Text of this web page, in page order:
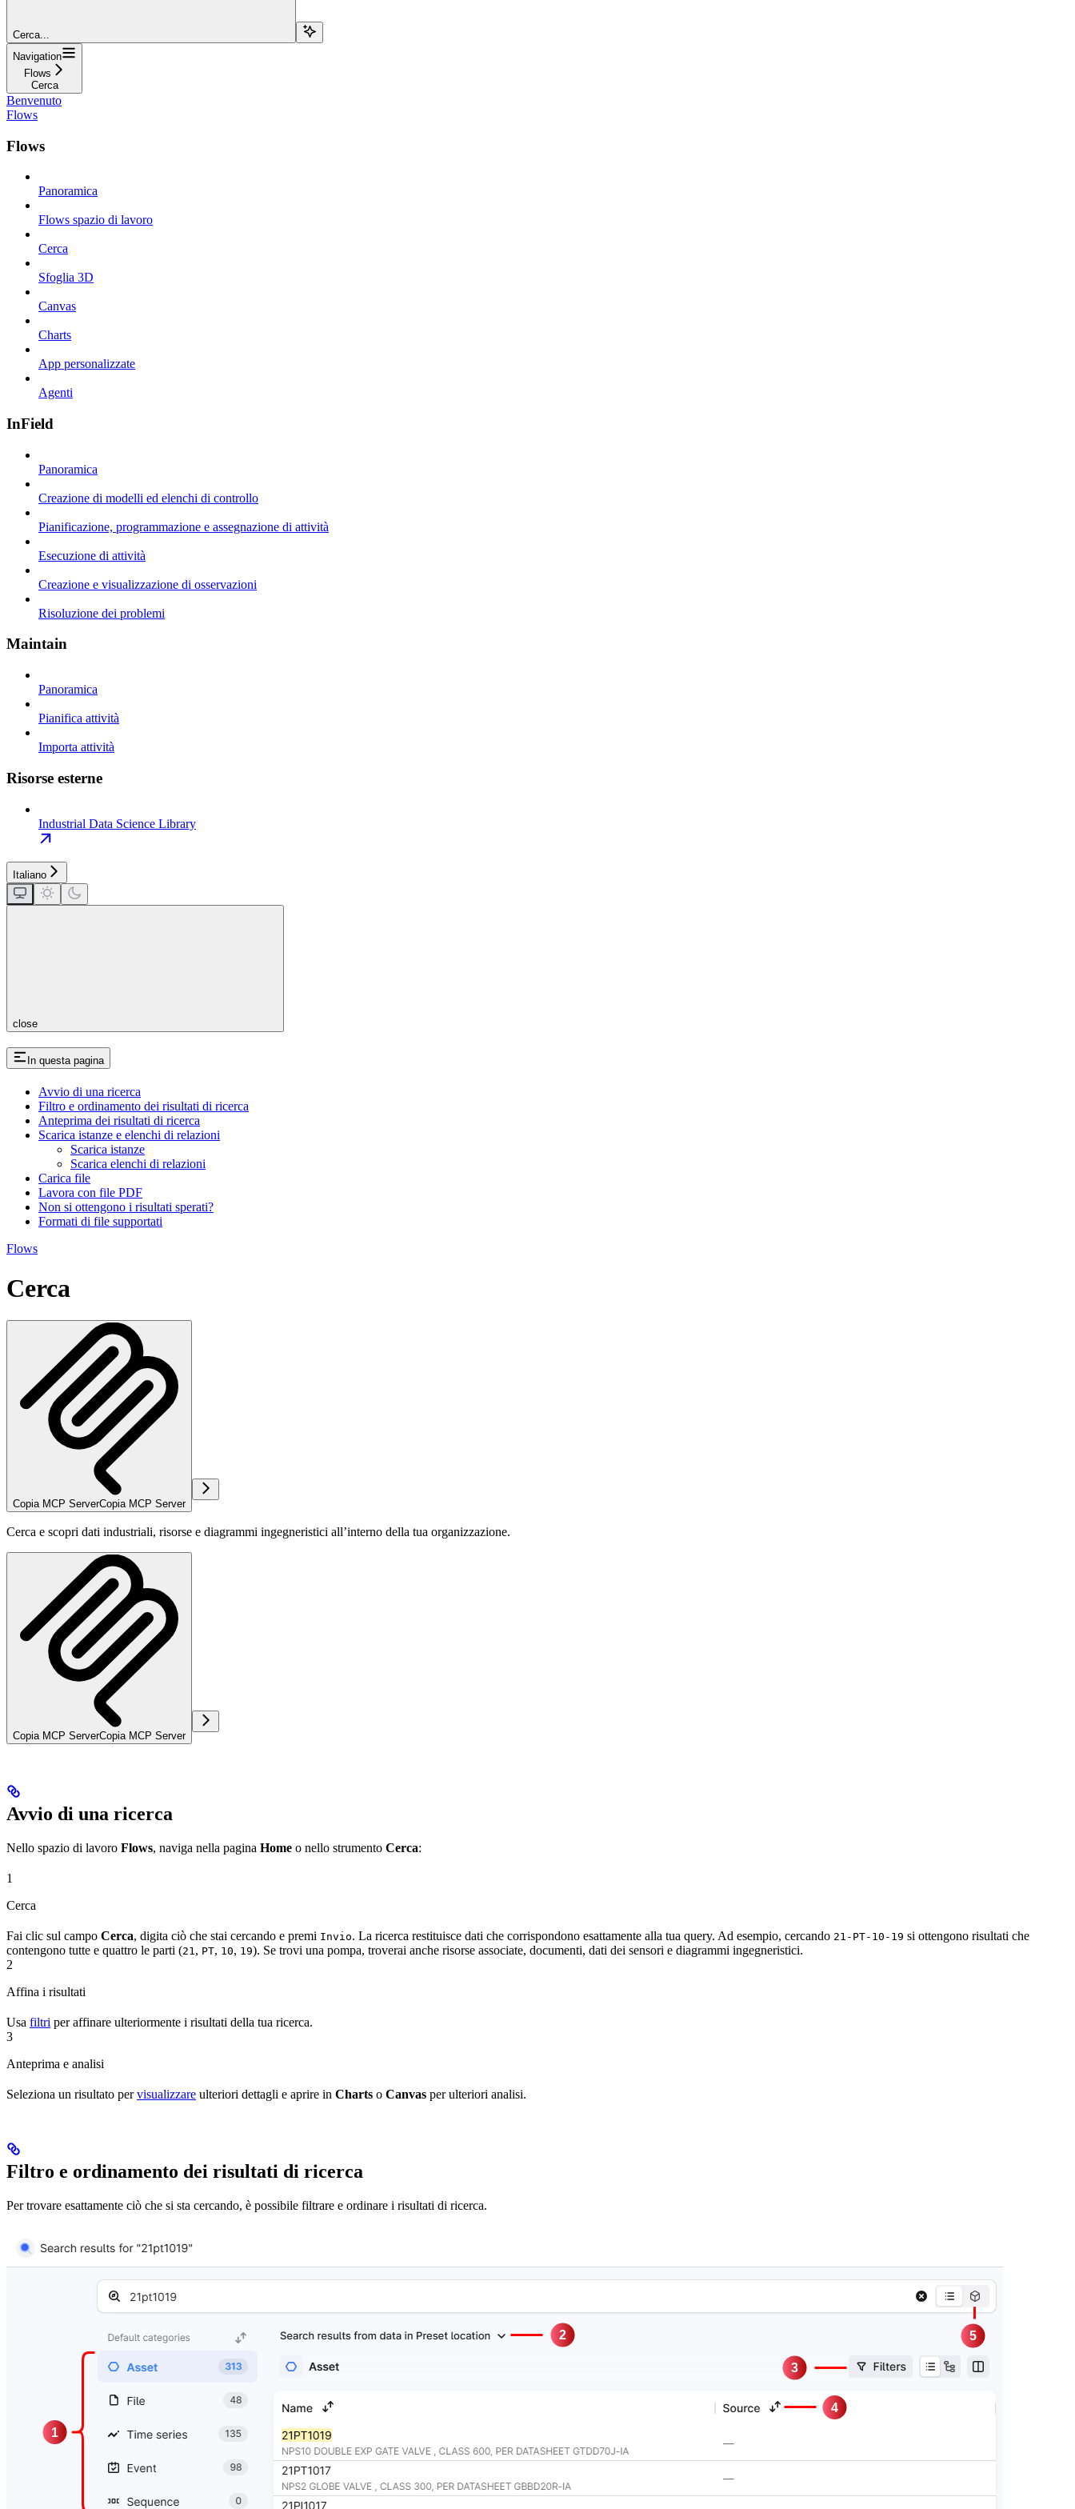
Cerca...
Navigation
Flows
Cerca
Benvenuto
Flows
Flows
Panoramica
Flows spazio di lavoro
Cerca
Sfoglia 3D
Canvas
Charts
App personalizzate
Agenti
InField
Panoramica
Creazione di modelli ed elenchi di controllo
Pianificazione, programmazione e assegnazione di attività
Esecuzione di attività
Creazione e visualizzazione di osservazioni
Risoluzione dei problemi
Maintain
Panoramica
Pianifica attività
Importa attività
Risorse esterne
Industrial Data Science Library
Italiano
close
In questa pagina
Avvio di una ricerca
Filtro e ordinamento dei risultati di ricerca
Anteprima dei risultati di ricerca
Scarica istanze e elenchi di relazioni
Scarica istanze
Scarica elenchi di relazioni
Carica file
Lavora con file PDF
Non si ottengono i risultati sperati?
Formati di file supportati
Flows
Cerca
Copia MCP ServerCopia MCP Server
Cerca e scopri dati industriali, risorse e diagrammi ingegneristici all’interno della tua organizzazione.
Copia MCP ServerCopia MCP Server
Avvio di una ricerca
Nello spazio di lavoro Flows, naviga nella pagina Home o nello strumento Cerca:
1
Cerca
Fai clic sul campo Cerca, digita ciò che stai cercando e premi Invio. La ricerca restituisce dati che corrispondono esattamente alla tua query. Ad esempio, cercando 21-PT-10-19 si ottengono risultati che
contengono tutte e quattro le parti (21, PT, 10, 19). Se trovi una pompa, troverai anche risorse associate, documenti, dati dei sensori e diagrammi ingegneristici.
2
Affina i risultati
Usa filtri per affinare ulteriormente i risultati della tua ricerca.
3
Anteprima e analisi
Seleziona un risultato pervisualizzare ulteriori dettagli e aprire in Charts o Canvas per ulteriori analisi.
Filtro e ordinamento dei risultati di ricerca
Per trovare esattamente ciò che si sta cercando, è possibile filtrare e ordinare i risultati di ricerca.